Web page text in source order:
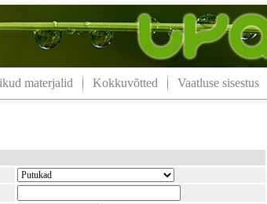
materjalid Kokkuvõtted Vaatluse sisestus